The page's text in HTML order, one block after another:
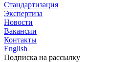
Стандартизация
Экспертиза
Новости
Вакансии
Контакты
English
Подписка на рассылку